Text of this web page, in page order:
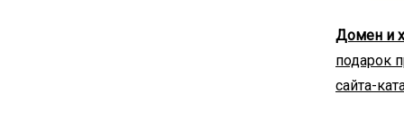
Домен и
подарок
сайта-